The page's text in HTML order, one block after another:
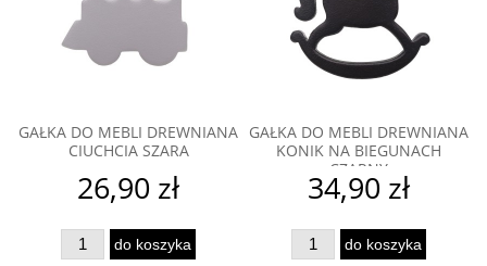
GAŁKA DO MEBLI DREWNIANA
CIUCHCIA SZARA
26,90 zł
do koszyka
GAŁKA DO MEBLI DREWNIANA
KONIK NA BIEGUNACH
CZARNY
34,90 zł
do koszyka